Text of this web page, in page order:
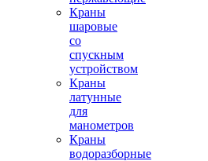
Краны
шаровые
со
спускным
устройством
Краны
латунные
для
манометров
Краны
водоразборные